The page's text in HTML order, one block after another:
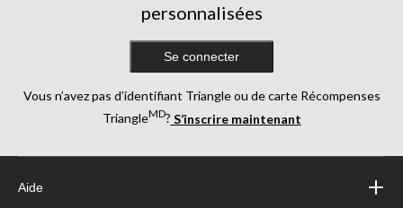
personnalisées
Se connecter
Vous n’avez pas d’identifiant Triangle ou de carte Récompenses
TriangleMD? S’inscrire maintenant
Aide